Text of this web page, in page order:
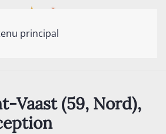
principal
Vaast (59, Nord),